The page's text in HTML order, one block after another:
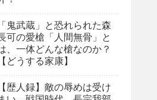
「鬼武蔵」と恐れられた森
可の愛槍「人間無骨」と
、一体どんな槍なのか？
【どうする家康】
【歴人録】敵の辱めは受け